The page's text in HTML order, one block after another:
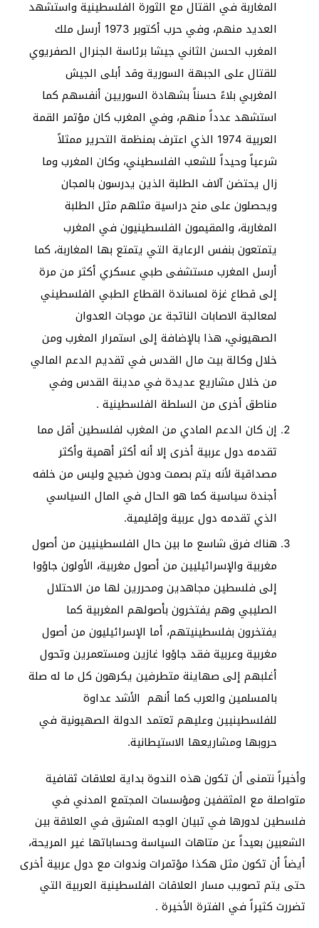
المغاربة في القتال مع الثورة الفلسطينية واستشهد
العديد منهم، وفي حرب أكتوبر 1973 أرسل ملك
المغرب الحسن الثاني جيشا برئاسة الجنرال الصفريوي
للقتال على الجبهة السورية وقد أبلى الجيش
المغربي بلاءً حسناً بشهادة السوريين أنفسهم كما
استشهد عدداً منهم، وفي المغرب كان مؤتمر القمة
العربية 1974 الذي اعترف بمنظمة التحرير ممثلاً
شرعياً وحيداً للشعب الفلسطيني، وكان المغرب وما
زال يحتضن آلاف الطلبة الذين يدرسون بالمجان
ويحصلون على منح دراسية مثلهم مثل الطلبة
المغاربة، والمقيمون الفلسطينيون في المغرب
يتمتعون بنفس الرعاية التي يتمتع بها المغاربة، كما
أرسل المغرب مستشفى طبي عسكري أكثر من مرة
إلى قطاع غزة لمساندة القطاع الطبي الفلسطيني
لمعالجة الاصابات الناتجة عن موجات العدوان
الصهيوني، هذا بالإضافة إلى استمرار المغرب ومن
خلال وكالة بيت مال القدس في تقديم الدعم المالي
من خلال مشاريع عديدة في مدينة القدس وفي
مناطق أخرى من السلطة الفلسطينية .
إن كان الدعم المادي من المغرب لفلسطين أقل مما
تقدمه دول عربية أخرى إلا أنه أكثر أهمية وأكثر
مصداقية لأنه يتم بصمت ودون ضجيج وليس من خلفه
أجندة سياسية كما هو الحال في المال السياسي
الذي تقدمه دول عربية وإقليمية.
هناك فرق شاسع ما بين حال الفلسطينيين من أصول
مغربية والإسرائيليين من أصول مغربية، الأولون جاؤوا
إلى فلسطين مجاهدين ومحررين لها من الاحتلال
الصليبي وهم يفتخرون بأصولهم المغربية كما
يفتخرون بفلسطينيتهم، أما الإسرائيليون من أصول
مغربية وعربية فقد جاؤوا غازين ومستعمرين وتحول
أغلبهم إلى صهاينة متطرفين يكرهون كل ما له صلة
بالمسلمين والعرب كما أنهم الأشد عداوة
للفلسطينيين وعليهم تعتمد الدولة الصهيونية في
حروبها ومشاريعها الاستيطانية.
وأخيراً نتمنى أن تكون هذه الندوة بداية لعلاقات ثقافية
متواصلة مع المثقفين ومؤسسات المجتمع المدني في
فلسطين لدورها في تبيان الوجه المشرق في العلاقة بين
الشعبين بعيداً عن متاهات السياسة وحساباتها غير المريحة،
أيضاً أن تكون مثل هكذا مؤتمرات وندوات مع دول عربية أخرى
حتى يتم تصويب مسار العلاقات الفلسطينية العربية التي
تضررت كثيراً في الفترة الأخيرة .